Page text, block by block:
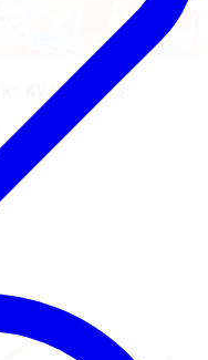
KW 21/2026: